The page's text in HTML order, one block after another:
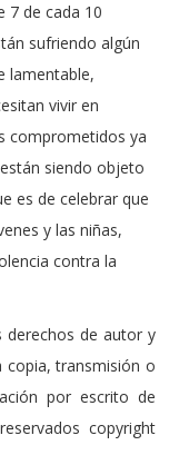
7 de cada 10
sufriendo algún
lamentable,
vivir en
comprometidos ya
siendo objeto
es de celebrar que
y las niñas,
contra la
derechos de autor y
copia, transmisión o
por escrito de
copyright